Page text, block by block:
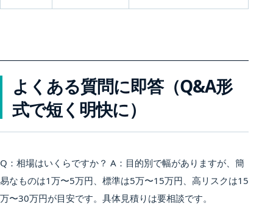
よくある質問に即答（Q&A形
式で短く明快に）
Q：相場はいくらですか？ A：目的別で幅がありますが、簡
易なものは1万〜5万円、標準は5万〜15万円、高リスクは15
万〜30万円が目安です。具体見積りは要相談です。